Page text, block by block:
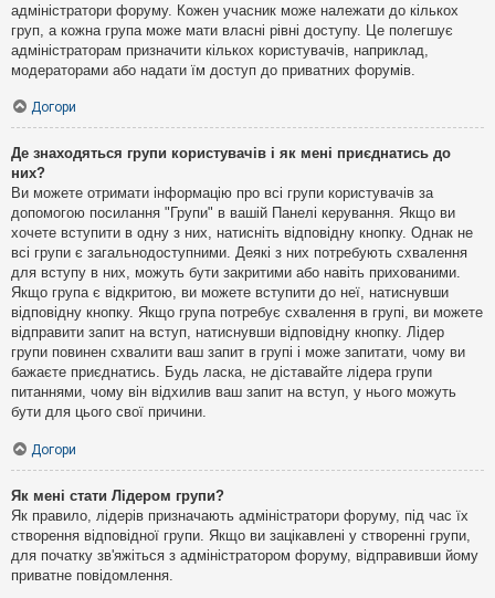
адміністратори форуму. Кожен учасник може належати до кількох
груп, а кожна група може мати власні рівні доступу. Це полегшує
адміністраторам призначити кількох користувачів, наприклад,
модераторами або надати їм доступ до приватних форумів.
Догори
Де знаходяться групи користувачів і як мені приєднатись до
них?
Ви можете отримати інформацію про всі групи користувачів за
допомогою посилання "Групи" в вашій Панелі керування. Якщо ви
хочете вступити в одну з них, натисніть відповідну кнопку. Однак не
всі групи є загальнодоступними. Деякі з них потребують схвалення
для вступу в них, можуть бути закритими або навіть прихованими.
Якщо група є відкритою, ви можете вступити до неї, натиснувши
відповідну кнопку. Якщо група потребує схвалення в групі, ви можете
відправити запит на вступ, натиснувши відповідну кнопку. Лідер
групи повинен схвалити ваш запит в групі і може запитати, чому ви
бажаєте приєднатись. Будь ласка, не діставайте лідера групи
питаннями, чому він відхилив ваш запит на вступ, у нього можуть
бути для цього свої причини.
Догори
Як мені стати Лідером групи?
Як правило, лідерів призначають адміністратори форуму, під час їх
створення відповідної групи. Якщо ви зацікавлені у створенні групи,
для початку зв'яжіться з адміністратором форуму, відправивши йому
приватне повідомлення.